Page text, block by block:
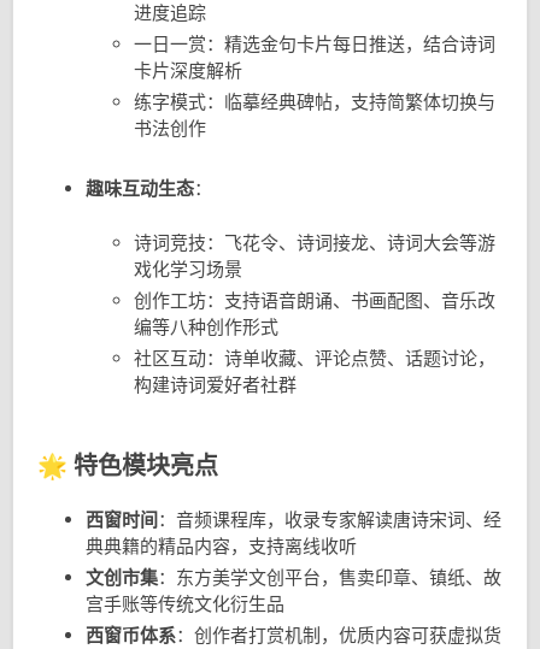
进度追踪
一日一赏：精选金句卡片每日推送，结合诗词
卡片深度解析
练字模式：临摹经典碑帖，支持简繁体切换与
书法创作
趣味互动生态：
诗词竞技：飞花令、诗词接龙、诗词大会等游
戏化学习场景
创作工坊：支持语音朗诵、书画配图、音乐改
编等八种创作形式
社区互动：诗单收藏、评论点赞、话题讨论，
构建诗词爱好者社群
🌟 特色模块亮点
西窗时间 ：音频课程库，收录专家解读唐诗宋词、经
典典籍的精品内容，支持离线收听
文创市集：东方美学文创平台，售卖印章、镇纸、故
宫手账等传统文化衍生品
西窗币体系：创作者打赏机制，优质内容可获虚拟货